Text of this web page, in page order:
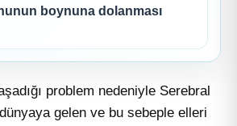
boynuna dolanması
problem nedeniyle Serebral
gelen ve bu sebeple elleri